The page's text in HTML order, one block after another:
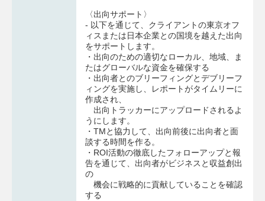
〈出向サポート〉
- 以下を通じて、クライアントの東京オフ
ィスまたは日本企業との国境を越えた出向
をサポートします。
・出向のための適切なローカル、地域、ま
たはグローバルな資金を確保する
・出向者とのブリーフィングとデブリーフ
ィングを実施し、レポートがタイムリーに
作成され、
出向トラッカーにアップロードされるよ
うにします。
・TMと協力して、出向前後に出向者と面
談する時間を作る。
・ROI活動の徹底したフォローアップと報
告を通じて、出向者がビジネスと収益創出
の
機会に戦略的に貢献していることを確認
する